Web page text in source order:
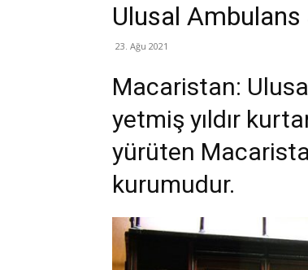
Ulusal
23. Ağu 2021
Macaristan:
yetmiş yıldır
yürüten
kurumudur.